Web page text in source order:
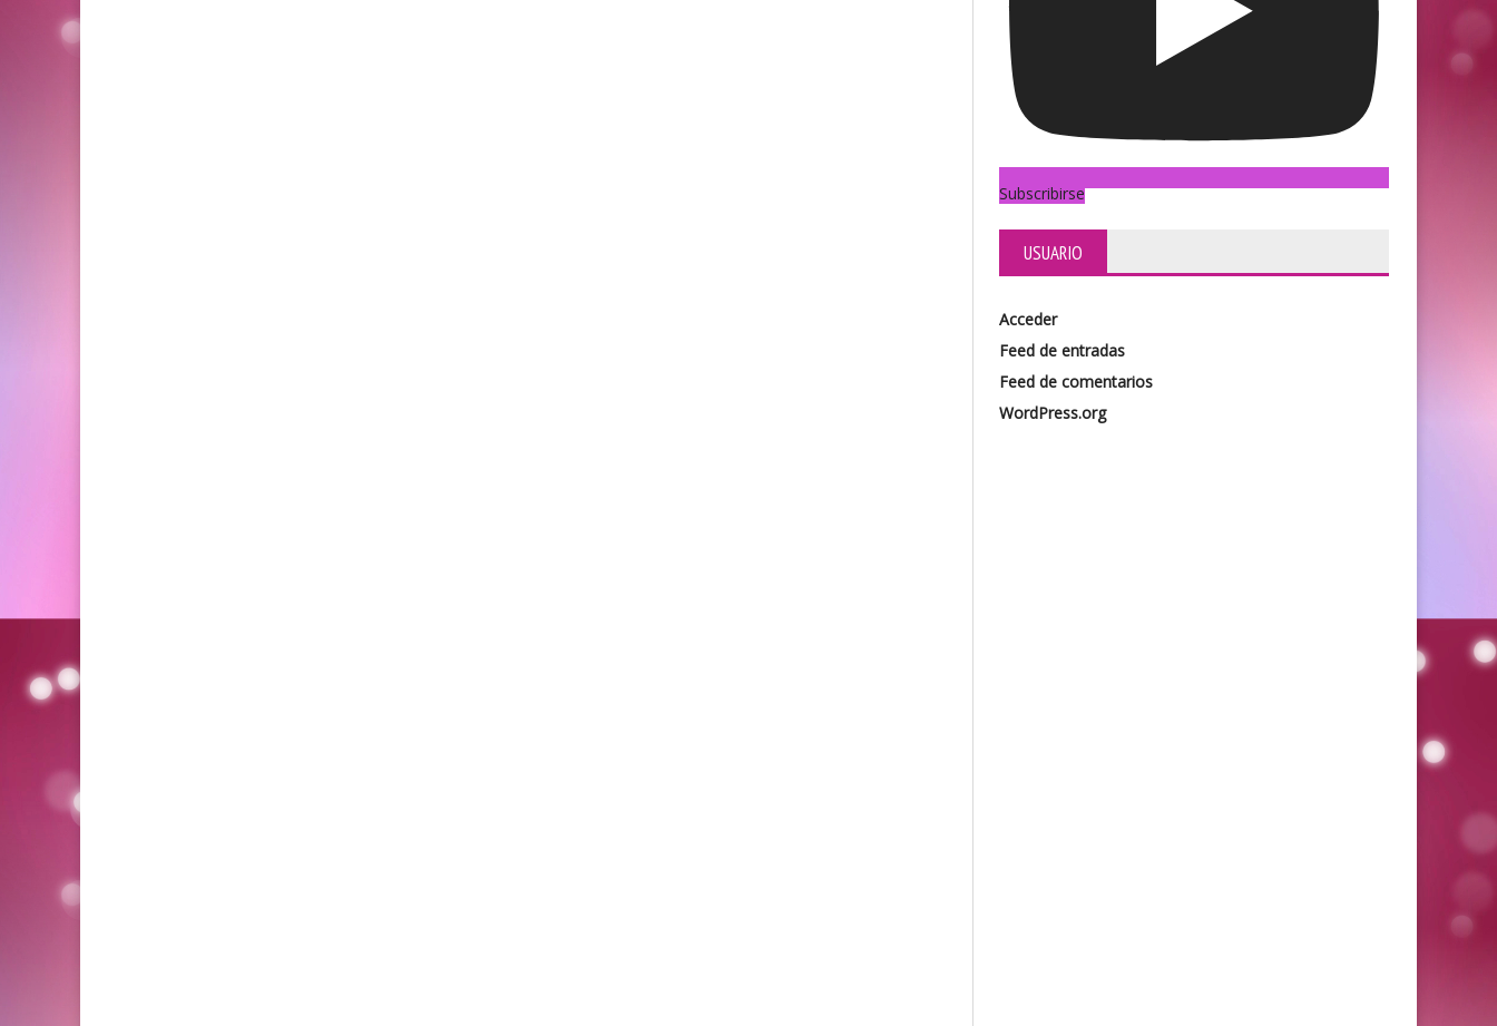
Subscribirse
USUARIO
Acceder
Feed de entradas
Feed de comentarios
WordPress.org